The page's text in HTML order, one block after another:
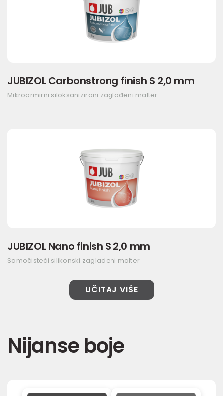
JUBIZOL Carbonstrong finish S 2,0 mm
Mikroarmirni siloksanizirani zaglađeni malter
JUBIZOL Nano finish S 2,0 mm
Samočisteći silikonski zaglađeni malter
UČITAJ VIŠE
Nijanse boje